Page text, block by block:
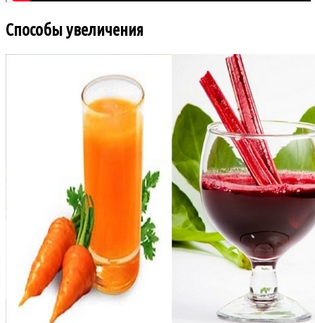
Способы увеличения